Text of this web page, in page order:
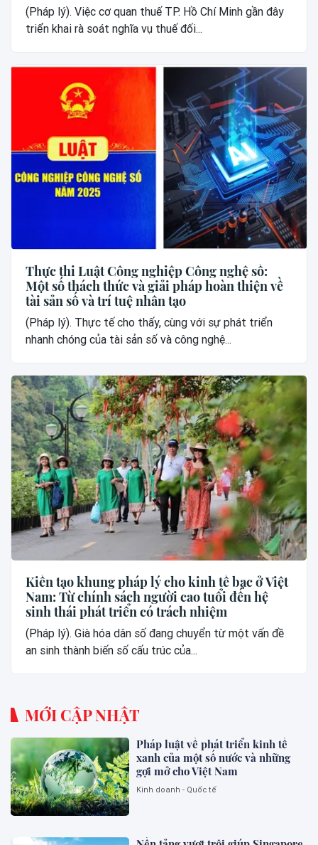
(Pháp lý). Việc cơ quan thuế TP. Hồ Chí Minh gần đây
triển khai rà soát nghĩa vụ thuế đối...
Thực thi Luật Công nghiệp Công nghệ số:
Một số thách thức và giải pháp hoàn thiện về
tài sản số và trí tuệ nhân tạo
(Pháp lý). Thực tế cho thấy, cùng với sự phát triển
nhanh chóng của tài sản số và công nghệ...
Kiến tạo khung pháp lý cho kinh tế bạc ở Việt
Nam: Từ chính sách người cao tuổi đến hệ
sinh thái phát triển có trách nhiệm
(Pháp lý). Già hóa dân số đang chuyển từ một vấn đề
an sinh thành biến số cấu trúc của...
MỚI CẬP NHẬT
Pháp luật về phát triển kinh tế
xanh của một số nước và những
gợi mở cho Việt Nam
Kinh doanh - Quốc tế